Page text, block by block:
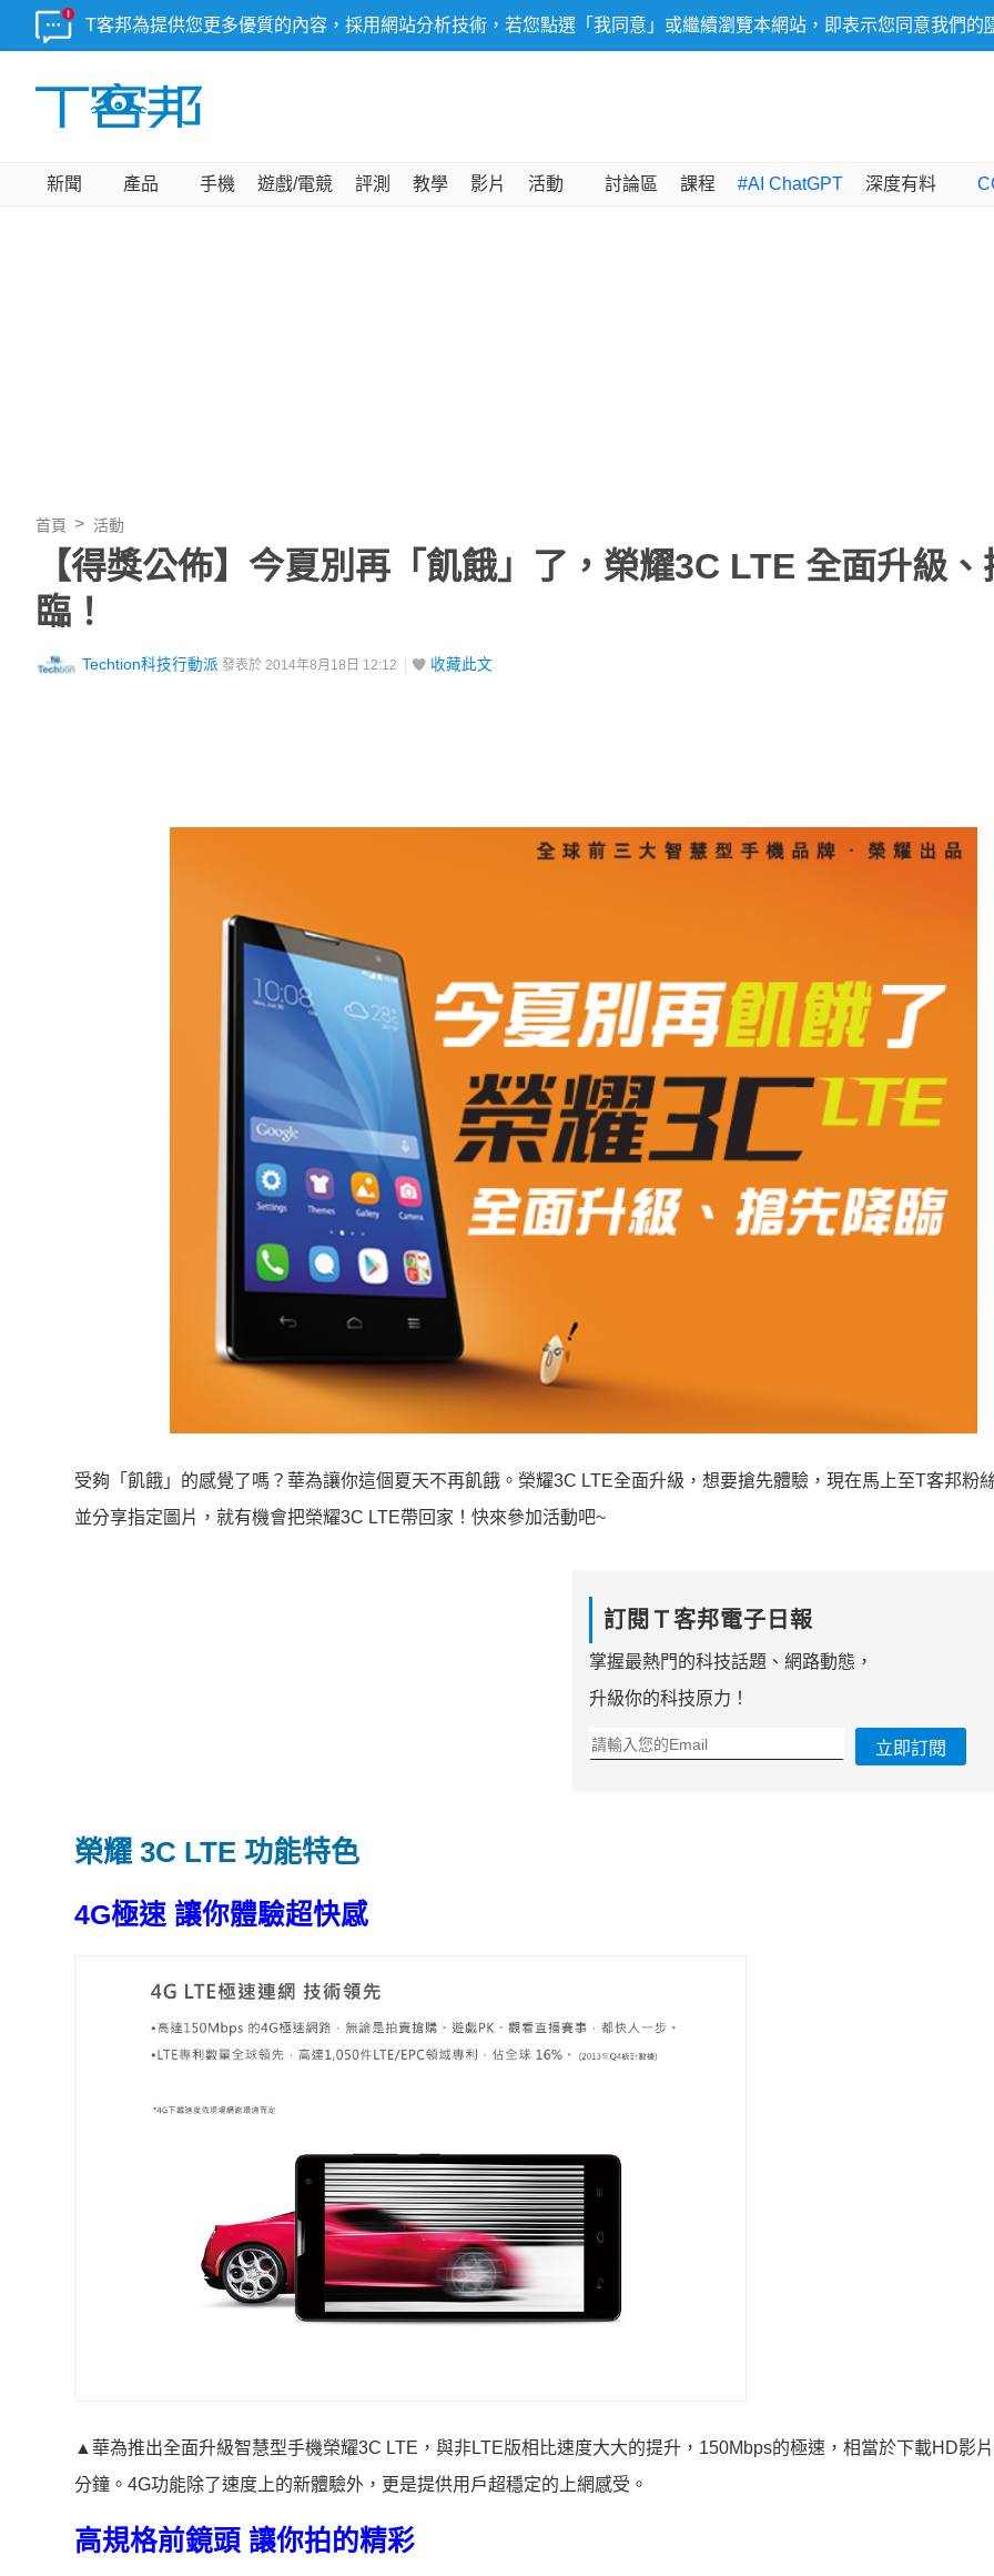
T客邦為提供您更多優質的內容，採用網站分析技術，若您點選「我同意」或繼續瀏覽本網站，即表示您同意我們的
新聞 產品 手機 遊戲/電競 評測 教學 影片 活動 討論區 課程 #AI ChatGPT 深度有料
首頁 活動
【得獎公佈】今夏別再「飢餓」了，榮耀3C LTE 全面升級
臨！
Techtion科技行動派 發表於 2014年8月18日 12:12 收藏此文
受夠「飢餓」的感覺了嗎？華為讓你這個夏天不再飢餓。榮耀3C LTE全面升級，想要搶先體驗，現在馬上至T客邦粉
並分享指定圖片，就有機會把榮耀3C LTE帶回家！快來參加活動吧~
訂閱Ｔ客邦電子日報
掌握最熱門的科技話題、網路動態，
升級你的科技原力！
立即訂閱
榮耀 3C LTE 功能特色
4G極速 讓你體驗超快感
▲華為推出全面升級智慧型手機榮耀3C LTE，與非LTE版相比速度大大的提升， 150Mbps的極速，相當於下載HD影
分鐘 。4G功能除了速度上的新體驗外，更是提供用戶超穩定的上網感受。
高規格前鏡頭 讓你拍的精彩